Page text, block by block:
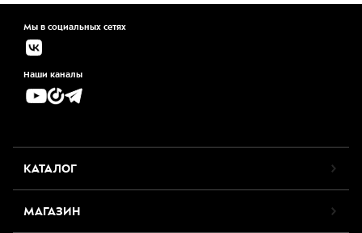
Мы в социальных сетях
Наши каналы
КАТАЛОГ
МАГАЗИН